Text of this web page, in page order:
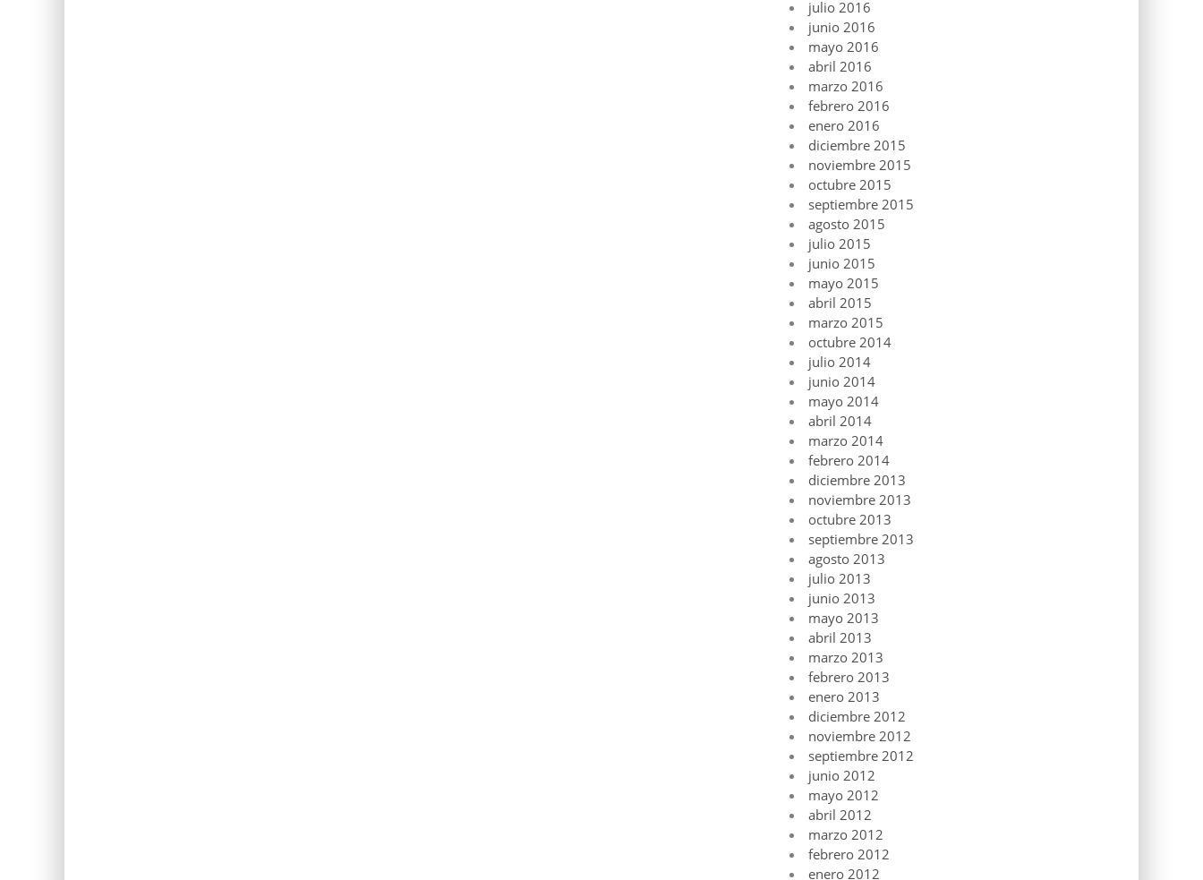
julio 2016
junio 2016
mayo 2016
abril 2016
marzo 2016
febrero 2016
enero 2016
diciembre 2015
noviembre 2015
octubre 2015
septiembre 2015
agosto 2015
julio 2015
junio 2015
mayo 2015
abril 2015
marzo 2015
octubre 2014
julio 2014
junio 2014
mayo 2014
abril 2014
marzo 2014
febrero 2014
diciembre 2013
noviembre 2013
octubre 2013
septiembre 2013
agosto 2013
julio 2013
junio 2013
mayo 2013
abril 2013
marzo 2013
febrero 2013
enero 2013
diciembre 2012
noviembre 2012
septiembre 2012
junio 2012
mayo 2012
abril 2012
marzo 2012
febrero 2012
enero 2012